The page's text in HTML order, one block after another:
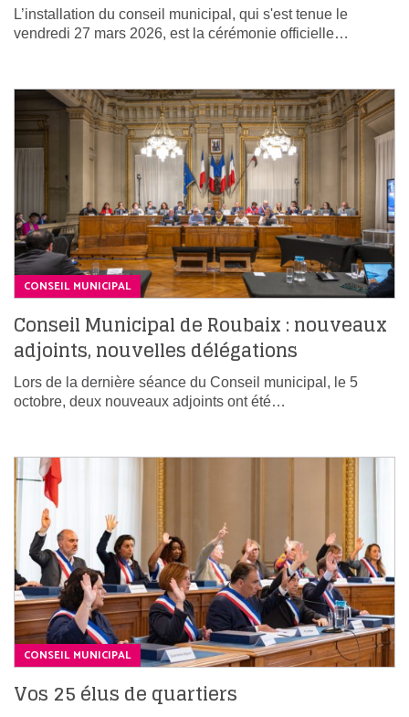
L’installation du conseil municipal, qui s'est tenue le
vendredi 27 mars 2026, est la cérémonie officielle…
CONSEIL MUNICIPAL
Conseil Municipal de Roubaix : nouveaux
adjoints, nouvelles délégations
Lors de la dernière séance du Conseil municipal, le 5
octobre, deux nouveaux adjoints ont été…
CONSEIL MUNICIPAL
Vos 25 élus de quartiers